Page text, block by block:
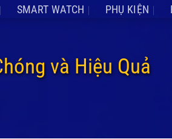
SMART WATCH PHỤ KIỆN
và Hiệu Quả